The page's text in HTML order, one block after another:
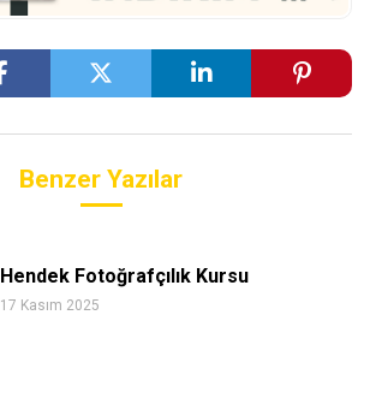
Benzer Yazılar
Hendek Fotoğrafçılık Kursu
17 Kasım 2025